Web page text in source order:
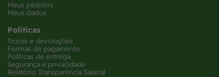
Meus pedidos
Meus dados
Políticas
Trocas e devoluções
Formas de pagamento
Políticas de entrega
Segurança e privacidade
Relatório Transparência Salarial